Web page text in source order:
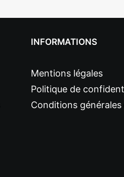
INFORMATIONS
Mentions légales
Politique de
Conditions